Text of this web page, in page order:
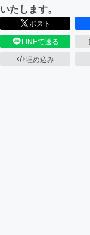
いたします。
ポスト
LINEで送る
埋め込み